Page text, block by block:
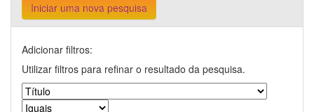
Iniciar uma nova pesquisa
Adicionar filtros:
Utilizar filtros para refinar o resultado da pesquisa.